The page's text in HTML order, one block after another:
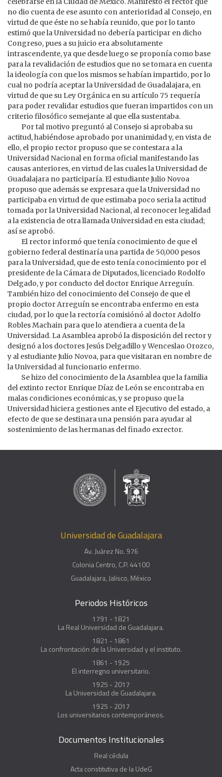
no dio cuenta de ese asunto con anterioridad al Consejo, en
virtud de que éste no se había reunido, que por lo tanto
estimó que la Universidad no debería participar en dicho
Congreso, pues a su juicio era absolutamente
intrascendente, ya que desde luego se proponía como base
para la revalidación de estudios que no se tomara en cuenta
la ideología con que los mismos se habían impartido, por lo
cual no podría aceptar la Universidad de Guadalajara, en
virtud de que su Ley Orgánica en su artículo 75 requería
para poder revalidar estudios que fueran impartidos con un
criterio filosófico semejante al que ella sustentaba.
Por tal motivo preguntó al Consejo si aprobaba su
actitud, habiéndose aprobado por unanimidad y, en vista de
ello, el propio rector propuso que se contestara a la
Universidad Nacional en forma oficial manifestando las
causas anteriores, en virtud de las cuales la Universidad de
Guadalajara no participaría. El estudiante Julio Novoa
propuso que además se expresara que la Universidad no
participaba en virtud de que estimaba poco seria la actitud
tomada por la Universidad Nacional, al reconocer legalidad
a la existencia de otra llamada Universidad en esta ciudad;
así se aprobó.
El rector informó que tenía conocimiento de que el
gobierno federal destinaría una partida de 50,000 pesos
para la Universidad, que de esto tenía conocimiento por el
presidente de la Cámara de Diputados, licenciado Rodolfo
Delgado, y por conducto del doctor Enrique Arreguín.
También hizo del conocimiento del Consejo de que el
propio doctor Arreguín se encontraba enfermo en esta
ciudad, por lo que la rectoría comisiónó al doctor Adolfo
Robles Machain para que lo atendiera a cuenta de la
Universidad. La Asamblea aprobó la disposición del rector y
designó a los doctores Jesús Delgadillo y Wenceslao Orozco,
y al estudiante Julio Novoa, para que visitaran en nombre de
la Universidad al funcionario enfermo.
Se hizo del conocimiento de la Asamblea que la familia
del extinto rector Enrique Díaz de León se encontraba en
malas condiciones económicas, y se propuso que la
Universidad hiciera gestiones ante el Ejecutivo del estado, a
efecto de que se destinara una pensión para ayudar al
sostenimiento de las hermanas del finado exrector.
Universidad de Guadalajara
Av. Juárez No. 976
Colonia Centro, C.P. 44100
Guadalajara, Jalisco, México
Periodos Históricos
1791 - 1821
La Real Universidad de Guadalajara.
1821 - 1861
La confrontación de la Universidad y el instituto.
1861 - 1925
El interregno universitario.
1925 - 2017
La Universidad de Guadalajara.
1925 - 2017
Los universitarios contemporáneos.
Documentos Institucionales
Real cédula
Acta constitutiva de la UdeG